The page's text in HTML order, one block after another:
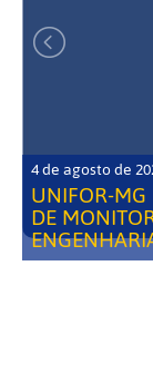
4 de agosto de
UNIFOR-
DE